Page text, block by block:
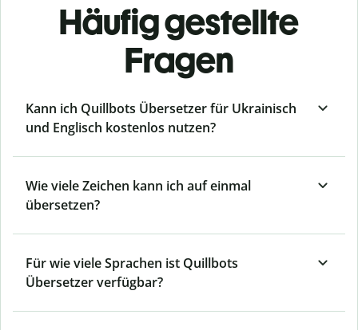
Häufig gestellte
Fragen
Kann ich Quillbots Übersetzer für Ukrainisch
und Englisch kostenlos nutzen?
Wie viele Zeichen kann ich auf einmal
übersetzen?
Für wie viele Sprachen ist Quillbots
Übersetzer verfügbar?